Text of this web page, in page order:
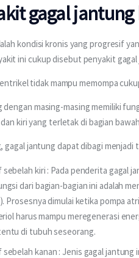
gagal
kondisi kronis yang progresif
ini cukup disebut penyakit
tidak mampu memompa
masing-masing memiliki
kiri yang terletak di bagian bawah
gagal jantung dapat dibagi menjadi
kiri : Pada penderita gagal
dari bagian-bagian ini adalah
Prosesnya dimulai ketika pompa
harus mampu meregenerasi
di tubuh seseorang.
kanan : Jenis gagal